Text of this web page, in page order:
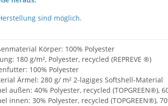
sind möglich.
Körper: 100% Polyester
180 g/m², Polyester, recycled (REPREVE ®)
100% Polyester
Ärmel: 280 g/ m² 2-lagiges Softshell-Material
außen: 40% Polyester, recycled (TOPGREEN®),
innen: 30% Polyester, recycled (TOPGREEN®),